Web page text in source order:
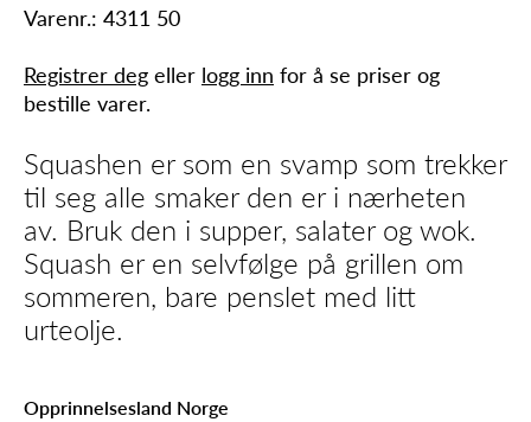
Varenr.: 4311 50
Registrer deg eller logg inn for å se priser og
bestille varer.
Squashen er som en svamp som trekker
til seg alle smaker den er i nærheten
av. Bruk den i supper, salater og wok.
Squash er en selvfølge på grillen om
sommeren, bare penslet med litt
urteolje.
Opprinnelsesland Norge